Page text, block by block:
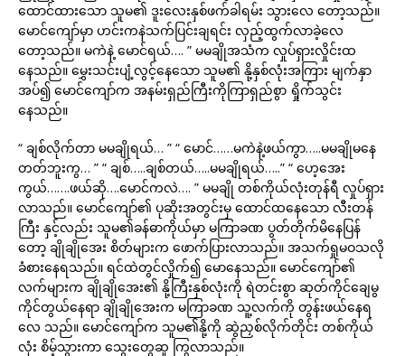
ထောင်ထားသော သူမ၏ ဒူးလေးနှစ်ဖက်ခါရမ်း သွားလေ တော့သည်။
မောင်ကျော်မှာ ဟင်းကနဲသက်ပြင်းချရင်း လှည့်ထွက်လာခဲ့လေ
တော့သည်။ မကဲနဲ့ မောင်ရယ်…. ” မမချိုအသံက လှုပ်ရှားလှိုင်းထ
နေသည်။ မွှေးသင်းပျံ့လွင့်နေသော သူမ၏ နို့နှစ်လုံးအကြား မျက်နှာ
အပ်၍ မောင်ကျော်က အနမ်းရှည်ကြီးကိုကြာရှည်စွာ ရှိုက်သွင်း
နေသည်။
“ ချစ်လိုက်တာ မမချိုရယ်… ” “ မောင်……မကဲနဲ့ဖယ်ကွာ…..မမချိုမနေ
တတ်ဘူးကွ… ” “ ချစ်…..ချစ်တယ်…..မမချိုရယ်…..” “ ဟေ့အေး
ကွယ်…….ဖယ်ဆို….မောင်ကလဲ…. ” မမချို တစ်ကိုယ်လုံးတုန်ရီ လှုပ်ရှား
လာသည်။ မောင်ကျော်၏ ပုဆိုးအတွင်းမှ ထောင်ထနေသော လီးတန်
ကြီး နှင့်လည်း သူမ၏ခန်ဓာကိုယ်မှာ မကြာခဏ ပွတ်တိုက်မိနေပြန်
တော့ ချိုချိုအေး စိတ်များက ဖောက်ပြားလာသည်။ အသက်ရှုမဝသလို
ခံစားနေရသည်။ ရင်ထဲတွင်လှိုက်၍ မောနေသည်။ မောင်ကျော်၏
လက်များက ချိုချိုအေး၏ နို့ကြီးနှစ်လုံးကို ရဲတင်းစွာ ဆုတ်ကိုင်ချေမွ
ကိုင်တွယ်နေရာ ချိုချိုအေးက မကြာခဏ သူ့လက်ကို တွန်းဖယ်နေရ
လေ သည်။ မောင်ကျော်က သူမ၏နို့ကို ဆွဲညှစ်လိုက်တိုင်း တစ်ကိုယ်
လုံး စိမ့်သွားကာ သွေးတွေဆူ ကြွလာသည်။